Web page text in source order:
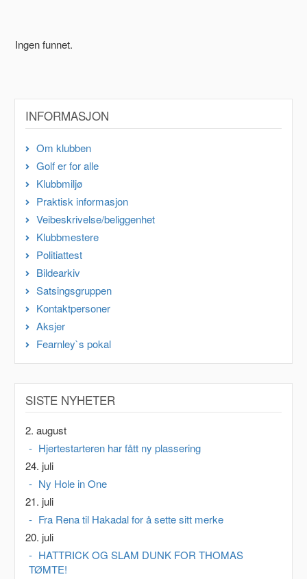
Ingen funnet.
INFORMASJON
Om klubben
Golf er for alle
Klubbmiljø
Praktisk informasjon
Veibeskrivelse/beliggenhet
Klubbmestere
Politiattest
Bildearkiv
Satsingsgruppen
Kontaktpersoner
Aksjer
Fearnley`s pokal
SISTE NYHETER
2. august
Hjertestarteren har fått ny plassering
24. juli
Ny Hole in One
21. juli
Fra Rena til Hakadal for å sette sitt merke
20. juli
HATTRICK OG SLAM DUNK FOR THOMAS
TØMTE!